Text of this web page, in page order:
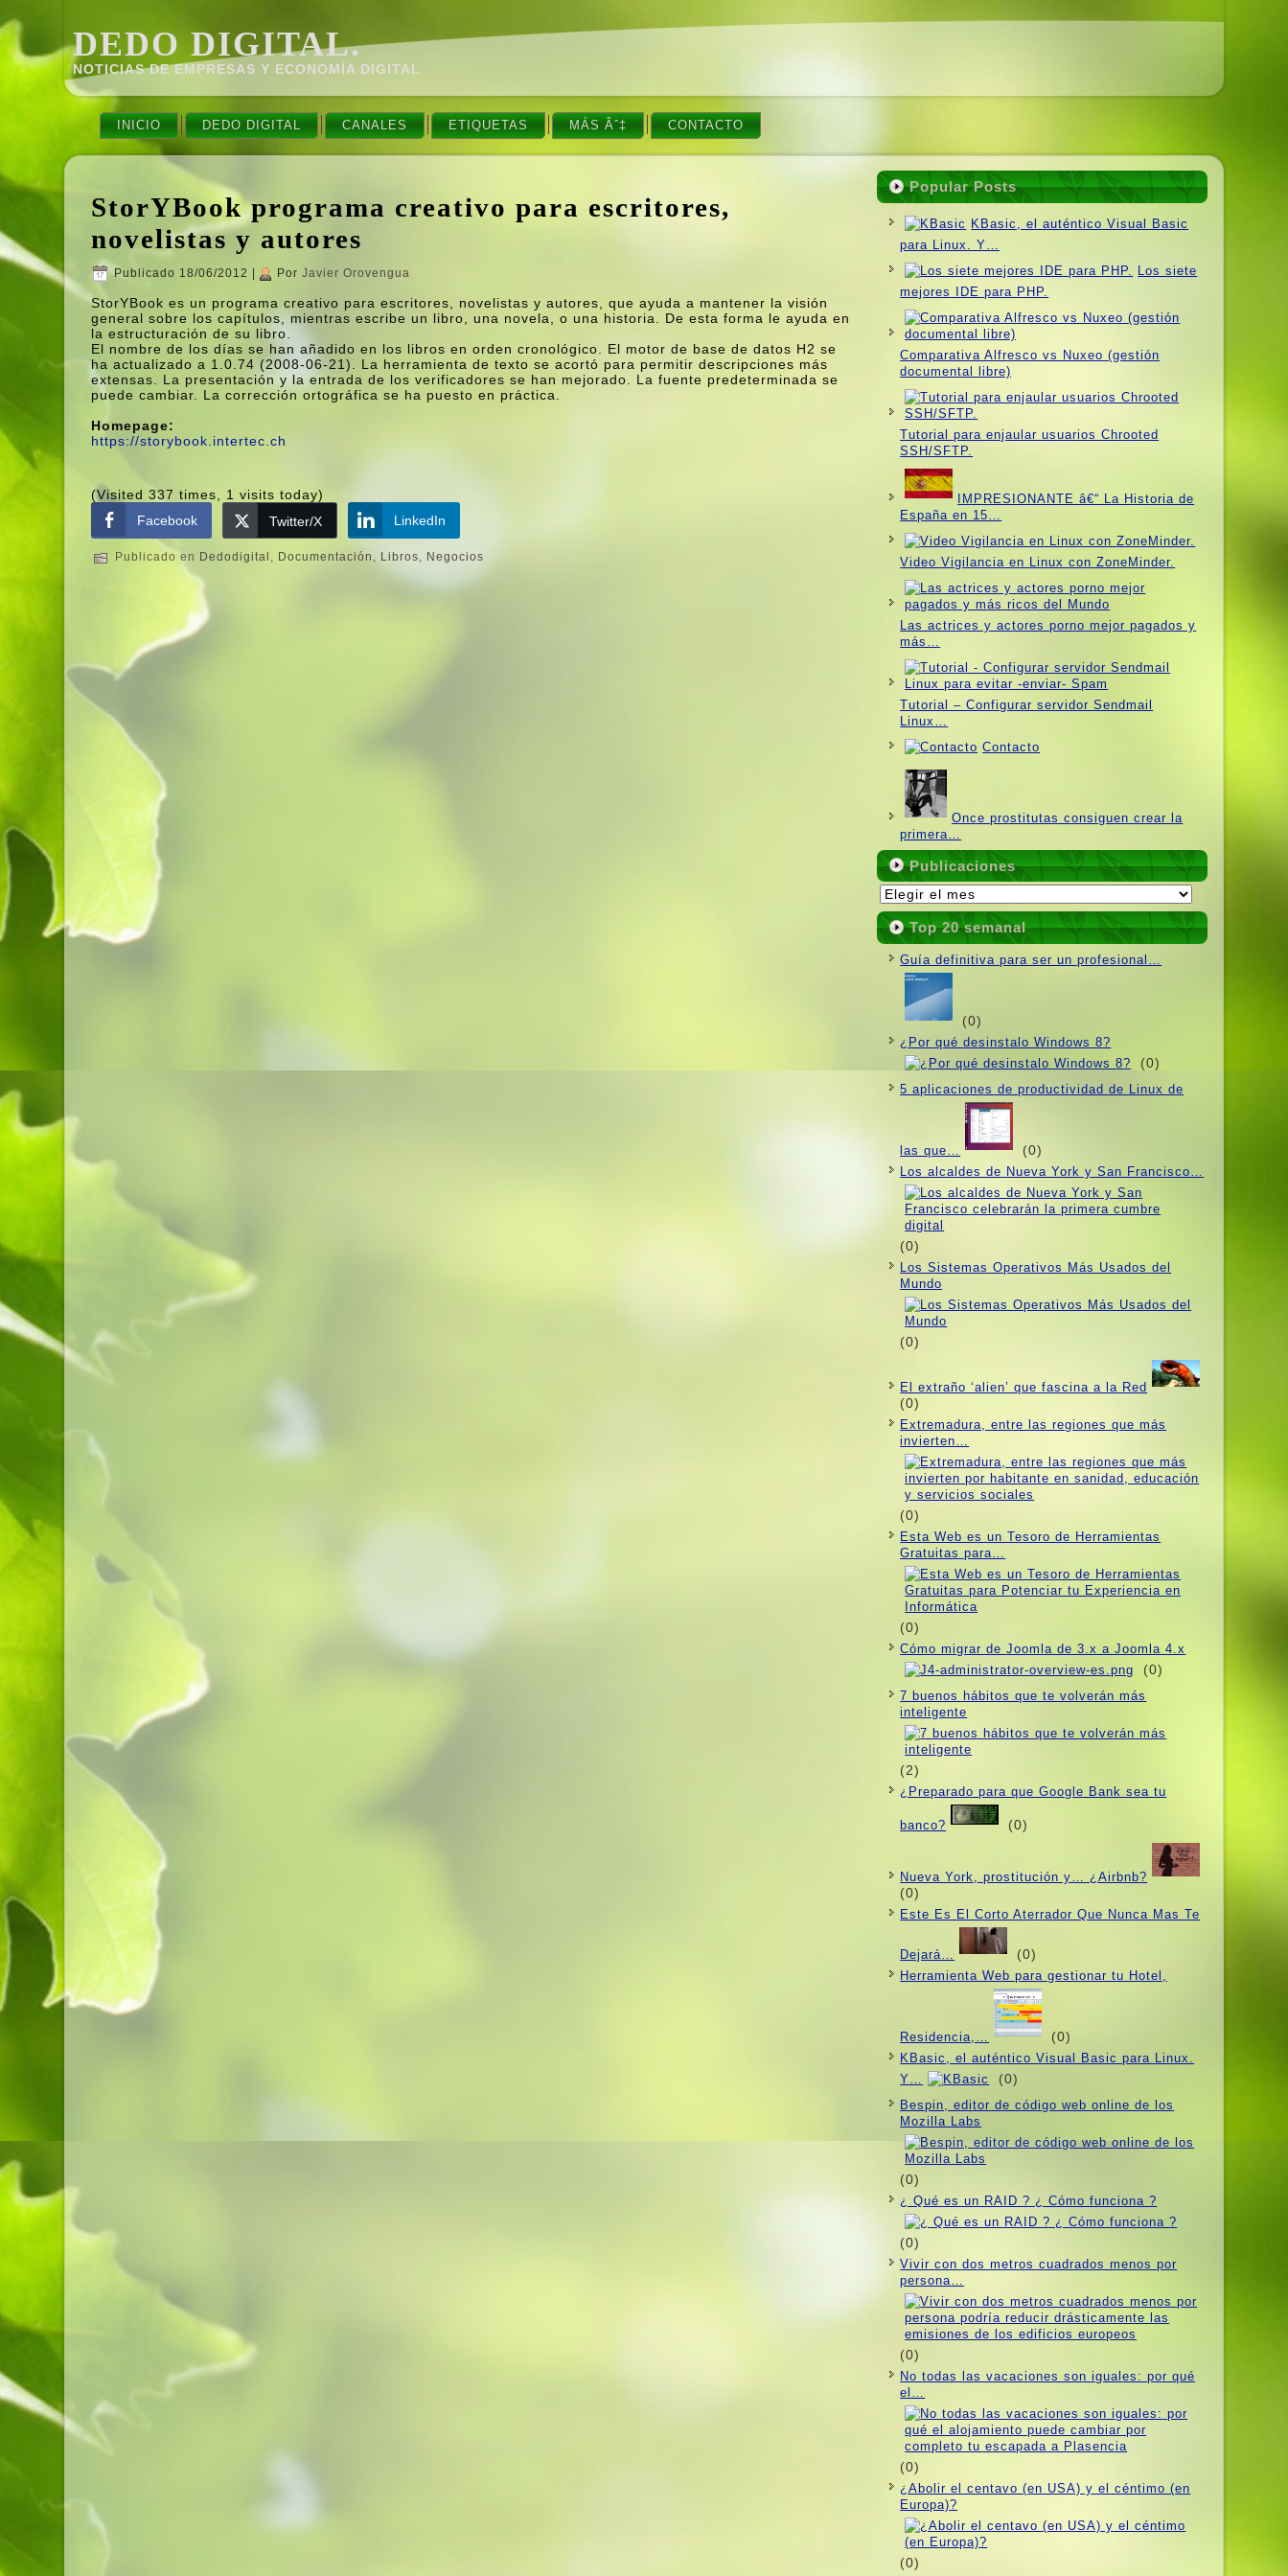
DEDO DIGITAL.
NOTICIAS DE EMPRESAS Y ECONOMÍ­A DIGITAL
INICIO DEDO DIGITAL CANALES ETIQUETAS MÁS Âˆ‡ CONTACTO
StorYBook programa creativo para escritores,
novelistas y autores
Publicado 18/06/2012 Por Javier Orovengua
StorYBook es un programa creativo para escritores, novelistas y autores, que ayuda a mantener la visión
general sobre los capí­tulos, mientras escribe un libro, una novela, o una historia. De esta forma le ayuda en
la estructuración de su libro.
El nombre de los dí­as se han añadido en los libros en orden cronológico. El motor de base de datos H2 se
ha actualizado a 1.0.74 (2008-06-21). La herramienta de texto se acortó para permitir descripciones más
extensas. La presentación y la entrada de los verificadores se han mejorado. La fuente predeterminada se
puede cambiar. La corrección ortográfica se ha puesto en práctica.
Homepage:
https://storybook.intertec.ch
(Visited 337 times, 1 visits today)
Facebook
Twitter/X LinkedIn
Publicado en Dedodigital , Documentación , Libros, Negocios
Popular Posts
KBasic, el auténtico Visual Basic
para Linux. Y…
Los siete
mejores IDE para PHP.
Comparativa Alfresco vs Nuxeo (gestión
documental libre)
Tutorial para enjaular usuarios Chrooted
SSH/SFTP.
IMPRESIONANTE â€“ La Historia de
España en 15…
Video Vigilancia en Linux con ZoneMinder.
Las actrices y actores porno mejor pagados y
más…
Tutorial – Configurar servidor Sendmail
Linux…
Contacto
Once prostitutas consiguen crear la
primera…
Publicaciones
Publicaciones
Top 20 semanal
Guí­a definitiva para ser un profesional…
(0)
¿Por qué desinstalo Windows 8?
(0)
5 aplicaciones de productividad de Linux de
las que… (0)
Los alcaldes de Nueva York y San Francisco…
(0)
Los Sistemas Operativos Más Usados ​​del
Mundo
(0)
El extraño ‘alien’ que fascina a la Red
(0)
Extremadura, entre las regiones que más
invierten…
(0)
Esta Web es un Tesoro de Herramientas
Gratuitas para…
(0)
Cómo migrar de Joomla de 3.x a Joomla 4.x
(0)
7 buenos hábitos que te volverán más
inteligente
(2)
¿Preparado para que Google Bank sea tu
banco? (0)
Nueva York, prostitución y… ¿Airbnb?
(0)
Este Es El Corto Aterrador Que Nunca Mas Te
Dejará… (0)
Herramienta Web para gestionar tu Hotel,
Residencia,… (0)
KBasic, el auténtico Visual Basic para Linux.
Y…
(0)
Bespin, editor de código web online de los
Mozilla Labs
(0)
¿ Qué es un RAID ? ¿ Cómo funciona ?
(0)
Vivir con dos metros cuadrados menos por
persona…
(0)
No todas las vacaciones son iguales: por qué
el…
(0)
¿Abolir el centavo (en USA) y el céntimo (en
Europa)?
(0)